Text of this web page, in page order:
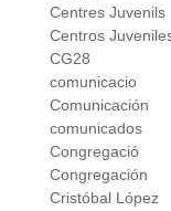
Centres Juvenils
Centros
CG28
comunicacio
Comunicación
comunicados
Congregació
Congregación
Cristóbal López